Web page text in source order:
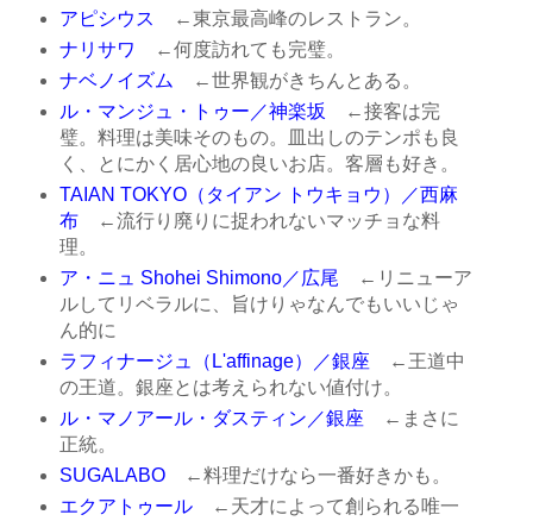
アピシウス ←東京最高峰のレストラン。
ナリサワ ←何度訪れても完璧。
ナベノイズム ←世界観がきちんとある。
ル・マンジュ・トゥー／神楽坂 ←接客は完
璧。料理は美味そのもの。皿出しのテンポも良
く、とにかく居心地の良いお店。客層も好き。
TAIAN TOKYO（タイアン トウキョウ）／西麻
布←流行り廃りに捉われないマッチョな料
理。
ア・ニュ Shohei Shimono／広尾 ←リニューア
ルしてリベラルに、旨けりゃなんでもいいじゃ
ん的に
ラフィナージュ（L'affinage）／銀座 ←王道中
の王道。銀座とは考えられない値付け。
ル・マノアール・ダスティン／銀座 ←まさに
正統。
SUGALABO←料理だけなら一番好きかも。
エクアトゥール←天才によって創られる唯一